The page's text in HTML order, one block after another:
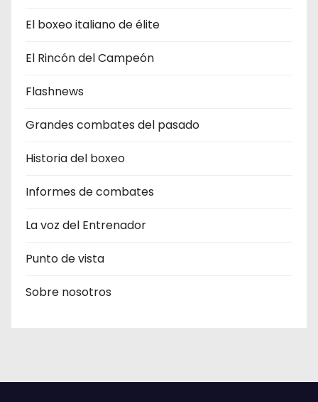
El boxeo italiano de élite
El Rincón del Campeón
Flashnews
Grandes combates del pasado
Historia del boxeo
Informes de combates
La voz del Entrenador
Punto de vista
Sobre nosotros